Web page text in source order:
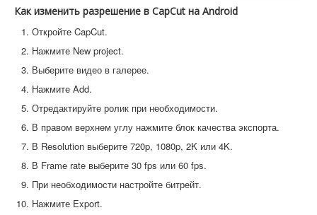
Как изменить разрешение в CapCut на Android
Откройте CapCut.
Нажмите New project.
Выберите видео в галерее.
Нажмите Add.
Отредактируйте ролик при необходимости.
В правом верхнем углу нажмите блок качества экспорта.
В Resolution выберите 720p, 1080p, 2K или 4K.
В Frame rate выберите 30 fps или 60 fps.
При необходимости настройте битрейт.
Нажмите Export.